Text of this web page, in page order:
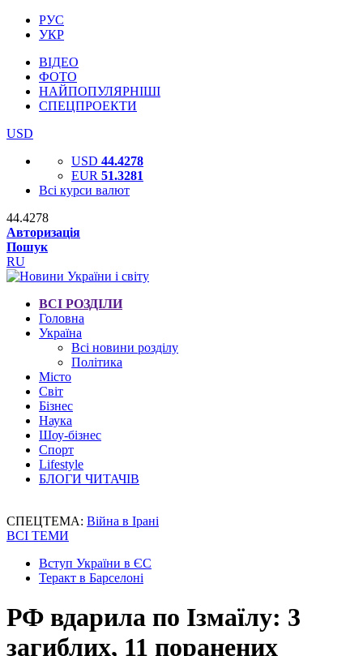
РУС
УКР
ВІДЕО
ФОТО
НАЙПОПУЛЯРНІШІ
СПЕЦПРОЕКТИ
USD
USD 44.4278
EUR 51.3281
Всі курси валют
44.4278
Авторизація
Пошук
RU
ВСІ РОЗДІЛИ
Головна
Україна
Всі новини розділу
Політика
Місто
Світ
Бізнес
Наука
Шоу-бізнес
Спорт
Lifestyle
БЛОГИ ЧИТАЧІВ
СПЕЦТЕМА: Війна в Ірані
ВСІ ТЕМИ
Вступ України в ЄС
Теракт в Барселоні
РФ вдарила по Ізмаїлу: 3
загиблих, 11 поранених